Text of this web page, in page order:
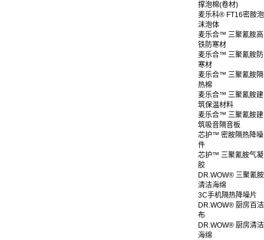
撑泡棉(卷材)
麦乐科® FT16密胺泡
沫泡体
麦乐合™ 三聚氰胺高
铁防寒材
麦乐合™ 三聚氰胺防
寒材
麦乐合™ 三聚氰胺隔
热棉
麦乐合™ 三聚氰胺建
筑保温材料
麦乐合™ 三聚氰胺建
筑吸音隔音板
芯护™ 密胺隔热降噪
件
芯护™ 三聚氰胺气凝
胶
DR.WOW® 三聚氰胺
清洁海绵
3C手机隔热降噪片
DR.WOW® 厨房百洁
布
DR.WOW® 厨房清洁
海绵